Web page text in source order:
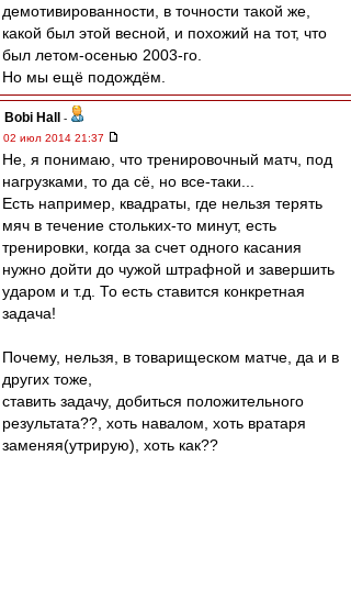
демотивированности, в точности такой же,
какой был этой весной, и похожий на тот, что
был летом-осенью 2003-го.
Но мы ещё подождём.
Bobi Hall
-
02 июл 2014 21:37
Не, я понимаю, что тренировочный матч, под
нагрузками, то да сё, но все-таки...
Есть например, квадраты, где нельзя терять
мяч в течение стольких-то минут, есть
тренировки, когда за счет одного касания
нужно дойти до чужой штрафной и завершить
ударом и т.д. То есть ставится конкретная
задача!
Почему, нельзя, в товарищеском матче, да и в
других тоже,
ставить задачу, добиться положительного
результата??, хоть навалом, хоть вратаря
заменяя(утрирую), хоть как??